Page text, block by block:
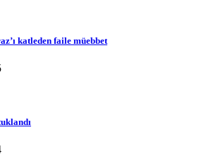
katleden faile müebbet